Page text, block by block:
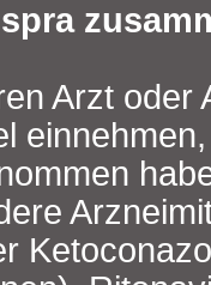
Arzt oder